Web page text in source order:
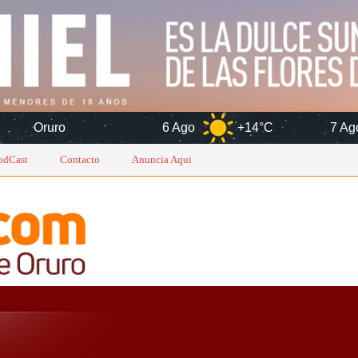
6 Ago +14°C 7 Ago +16°C
Contacto Anuncia Aqui